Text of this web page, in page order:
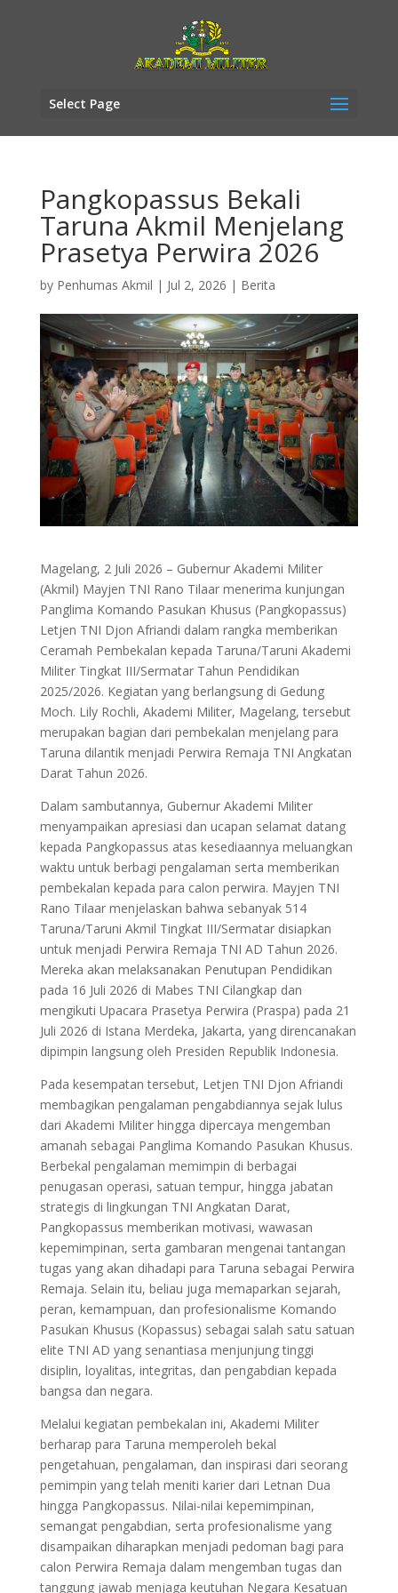
Select Page
Pangkopassus Bekali
Taruna Akmil Menjelang
Prasetya Perwira 2026
by Penhumas Akmil | Jul 2, 2026 | Berita
Magelang, 2 Juli 2026 – Gubernur Akademi Militer
(Akmil) Mayjen TNI Rano Tilaar menerima kunjungan
Panglima Komando Pasukan Khusus (Pangkopassus)
Letjen TNI Djon Afriandi dalam rangka memberikan
Ceramah Pembekalan kepada Taruna/Taruni Akademi
Militer Tingkat III/Sermatar Tahun Pendidikan
2025/2026. Kegiatan yang berlangsung di Gedung
Moch. Lily Rochli, Akademi Militer, Magelang, tersebut
merupakan bagian dari pembekalan menjelang para
Taruna dilantik menjadi Perwira Remaja TNI Angkatan
Darat Tahun 2026.
Dalam sambutannya, Gubernur Akademi Militer
menyampaikan apresiasi dan ucapan selamat datang
kepada Pangkopassus atas kesediaannya meluangkan
waktu untuk berbagi pengalaman serta memberikan
pembekalan kepada para calon perwira. Mayjen TNI
Rano Tilaar menjelaskan bahwa sebanyak 514
Taruna/Taruni Akmil Tingkat III/Sermatar disiapkan
untuk menjadi Perwira Remaja TNI AD Tahun 2026.
Mereka akan melaksanakan Penutupan Pendidikan
pada 16 Juli 2026 di Mabes TNI Cilangkap dan
mengikuti Upacara Prasetya Perwira (Praspa) pada 21
Juli 2026 di Istana Merdeka, Jakarta, yang direncanakan
dipimpin langsung oleh Presiden Republik Indonesia.
Pada kesempatan tersebut, Letjen TNI Djon Afriandi
membagikan pengalaman pengabdiannya sejak lulus
dari Akademi Militer hingga dipercaya mengemban
amanah sebagai Panglima Komando Pasukan Khusus.
Berbekal pengalaman memimpin di berbagai
penugasan operasi, satuan tempur, hingga jabatan
strategis di lingkungan TNI Angkatan Darat,
Pangkopassus memberikan motivasi, wawasan
kepemimpinan, serta gambaran mengenai tantangan
tugas yang akan dihadapi para Taruna sebagai Perwira
Remaja. Selain itu, beliau juga memaparkan sejarah,
peran, kemampuan, dan profesionalisme Komando
Pasukan Khusus (Kopassus) sebagai salah satu satuan
elite TNI AD yang senantiasa menjunjung tinggi
disiplin, loyalitas, integritas, dan pengabdian kepada
bangsa dan negara.
Melalui kegiatan pembekalan ini, Akademi Militer
berharap para Taruna memperoleh bekal
pengetahuan, pengalaman, dan inspirasi dari seorang
pemimpin yang telah meniti karier dari Letnan Dua
hingga Pangkopassus. Nilai-nilai kepemimpinan,
semangat pengabdian, serta profesionalisme yang
disampaikan diharapkan menjadi pedoman bagi para
calon Perwira Remaja dalam mengemban tugas dan
tanggung jawab menjaga keutuhan Negara Kesatuan